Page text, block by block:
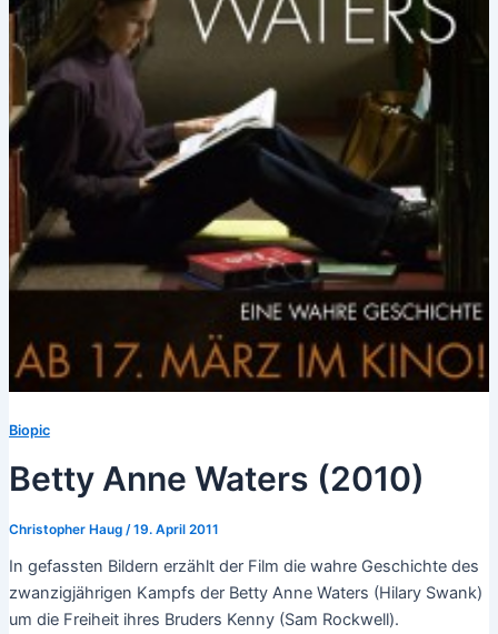
Biopic
Betty Anne Waters (2010)
Christopher Haug /19. April 2011
In gefassten Bildern erzählt der Film die wahre Geschichte des
zwanzigjährigen Kampfs der Betty Anne Waters (Hilary Swank)
um die Freiheit ihres Bruders Kenny (Sam Rockwell).